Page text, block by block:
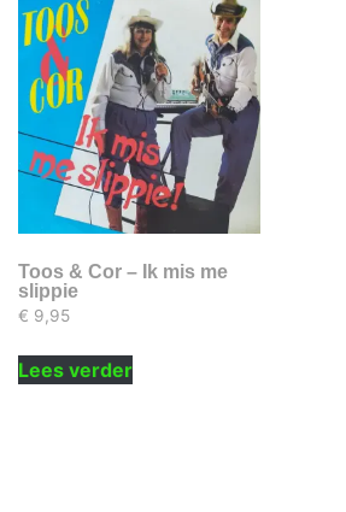
Toos & Cor – Ik mis me
slippie
€ 9,95
Lees verder